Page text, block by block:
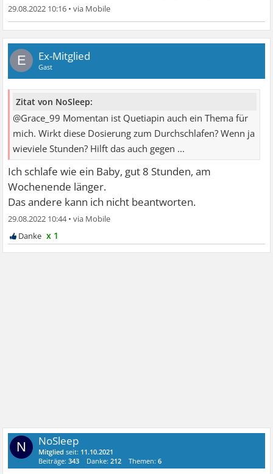
29.08.2022 10:16 •
E Ex-Mitglied
Gast
Zitat von NoSleep:
@Grace_99 Momentan ist Quetiapin auch ein Thema für
mich. Wirkt diese Dosierung zum Durchschlafen? Wenn ja
wieviele Stunden? Hilft das auch gegen ...
Ich schlafe wie ein Baby, gut 8 Stunden, am
Wochenende länger.
Das andere kann ich nicht beantworten.
29.08.2022 10:44•
x 1
N NoSleep
Mitglied seit: 11.10.2021
Beiträge:343 Danke:212 Themen:6